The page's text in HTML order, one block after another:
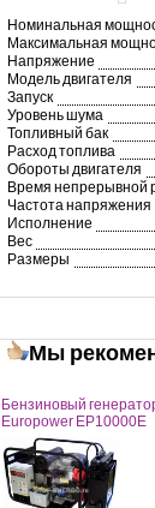
Номинальная
Максимальная
Напряжение
Модель двигателя
Запуск
Уровень шума
Топливный бак
Расход топлива
Обороты двигателя
Время непрерывной
Частота напряжения
Исполнение
Вес
Размеры
Мы
Бензиновый
Europower EP10000E